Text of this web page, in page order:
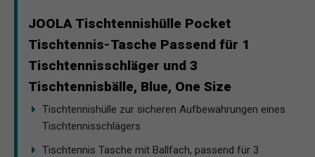
JOOLA Tischtennishülle Pocket
Tischtennis-Tasche Passend für 1
Tischtennisschläger und 3
Tischtennisbälle, Blue, One Size
Tischtennishülle zur sicheren Aufbewahrungen eines
Tischtennisschlägers
Tischtennis Tasche mit Ballfach, passend für 3